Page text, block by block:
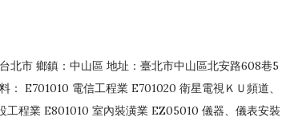
北市 鄉鎮：中山區 地址：臺北市中山區北安路608巷5
E701010 電信工程業 E701020 衛星電視ＫＵ頻道、
工程業 E801010 室內裝潢業 EZ05010 儀器、儀表安裝